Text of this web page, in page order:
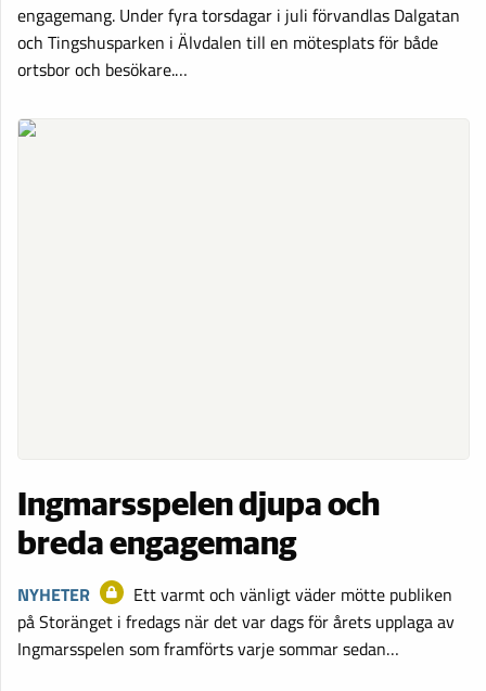
engagemang. Under fyra torsdagar i juli förvandlas Dalgatan
och Tingshusparken i Älvdalen till en mötesplats för både
ortsbor och besökare.…
Ingmarsspelen djupa och
breda engagemang
NYHETER
Ett varmt och vänligt väder mötte publiken
på Storänget i fredags när det var dags för årets upplaga av
Ingmarsspelen som framförts varje sommar sedan…